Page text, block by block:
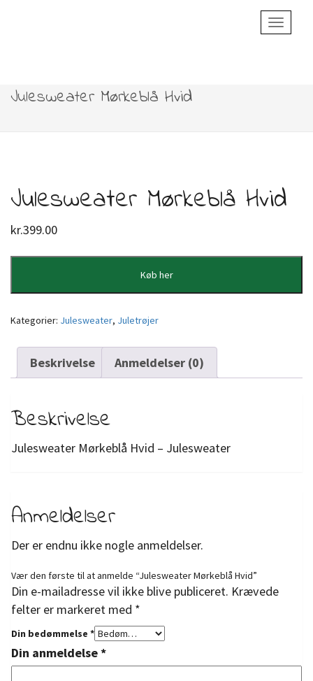
Toggle
Julesweater Mørkeblå Hvid
Julesweater Mørkeblå Hvid
kr.399.00
Køb her
Kategorier: Julesweater, Juletrøjer
Beskrivelse Anmeldelser (0)
Beskrivelse
Julesweater Mørkeblå Hvid – Julesweater
Anmeldelser
Der er endnu ikke nogle anmeldelser.
Vær den første til at anmelde “Julesweater Mørkeblå Hvid”
Din e-mailadresse vil ikke blive publiceret. Krævede
felter er markeret med *
Din bedømmelse *
Din anmeldelse*